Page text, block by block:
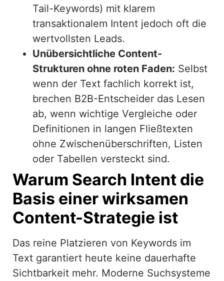
Tail-Keywords) mit klarem
transaktionalem Intent jedoch oft die
wertvollsten Leads.
Unübersichtliche Content-
Strukturen ohne roten Faden: Selbst
wenn der Text fachlich korrekt ist,
brechen B2B-Entscheider das Lesen
ab, wenn wichtige Vergleiche oder
Definitionen in langen Fließtexten
ohne Zwischenüberschriften, Listen
oder Tabellen versteckt sind.
Warum Search Intent die
Basis einer wirksamen
Content-Strategie ist
Das reine Platzieren von Keywords im
Text garantiert heute keine dauerhafte
Sichtbarkeit mehr. Moderne Suchsysteme